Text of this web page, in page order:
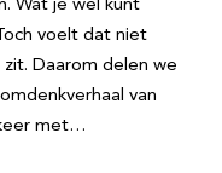
Wat je wel kunt
voelt dat niet
Daarom delen we
van
met…